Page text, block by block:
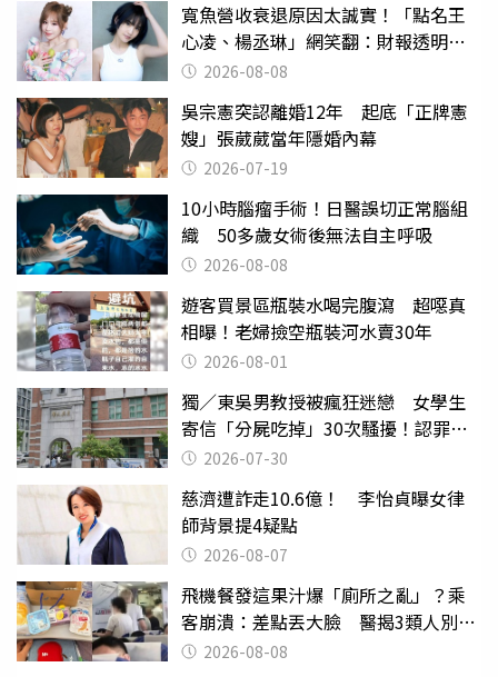
寬魚營收衰退原因太誠實！「點名王
心凌、楊丞琳」網笑翻：財報透明度
滿分2026-08-08
吳宗憲突認離婚12年 起底「正牌憲
嫂」張葳葳當年隱婚內幕
2026-07-19
10小時腦瘤手術！日醫誤切正常腦組
織 50多歲女術後無法自主呼吸
2026-08-08
遊客買景區瓶裝水喝完腹瀉 超噁真
相曝！老婦撿空瓶裝河水賣30年
2026-08-01
獨／東吳男教授被瘋狂迷戀 女學生
寄信「分屍吃掉」30次騷擾！認罪免
關 2026-07-30
慈濟遭詐走10.6億！ 李怡貞曝女律
師背景提4疑點
2026-08-07
飛機餐發這果汁爆「廁所之亂」？乘
客崩潰：差點丟大臉 醫揭3類人別亂
喝 2026-08-08